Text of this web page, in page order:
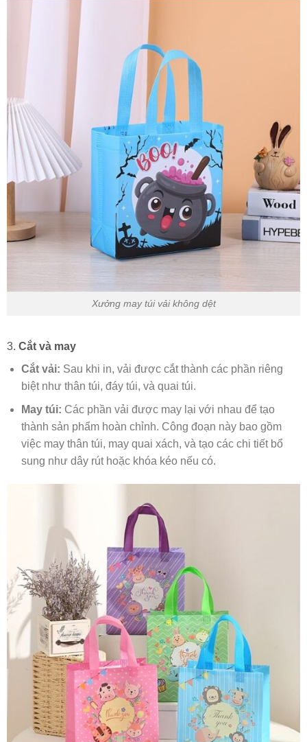
Xưởng may túi vải không dệt
3. Cắt và may
Cắt vải: Sau khi in, vải được cắt thành các phần riêng
biệt như thân túi, đáy túi, và quai túi.
May túi: Các phần vải được may lại với nhau để tạo
thành sản phẩm hoàn chỉnh. Công đoạn này bao gồm
việc may thân túi, may quai xách, và tạo các chi tiết bổ
sung như dây rút hoặc khóa kéo nếu có.